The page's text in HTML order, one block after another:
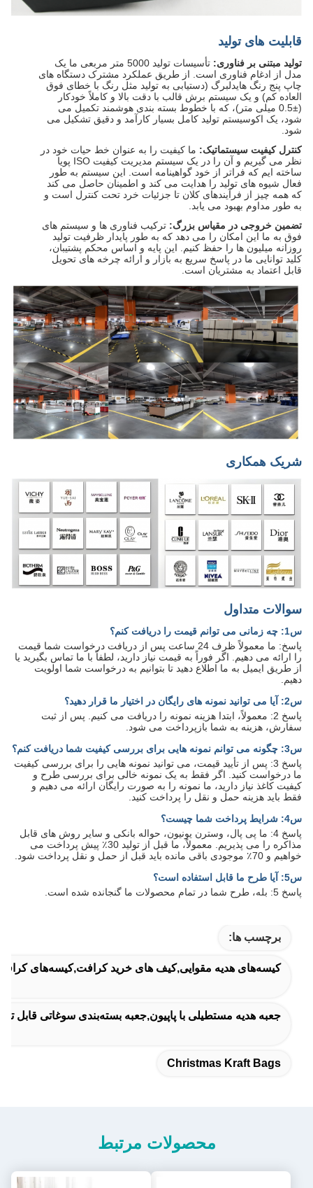
قابلیت های تولید
تولید مبتنی بر فناوری:
تأسیسات تولید 5000 متر مربعی ما یک
مدل از ادغام فناوری است. از طریق عملکرد مشترک دستگاه های
چاپ پنج رنگ هایدلبرگ (دستیابی به تولید مثل رنگ با خطای فوق
العاده کم) و یک سیستم برش قالب با دقت بالا و کاملاً خودکار
(±0.5 میلی متر)، که با خطوط بسته بندی هوشمند تکمیل می
شود، یک اکوسیستم تولید کامل بسیار کارآمد و دقیق تشکیل می
شود.
کنترل کیفیت سیستماتیک: ما کیفیت را به عنوان خط حیات خود در
نظر می گیریم و آن را در یک سیستم مدیریت کیفیت ISO پویا
ساخته ایم که فراتر از خود گواهینامه است. این سیستم به طور
فعال شیوه های تولید را هدایت می کند و اطمینان حاصل می کند
که همه چیز از فرآیندهای کلان تا جزئیات خرد تحت کنترل است و
به طور مداوم بهبود می یابد.
تضمین خروجی در مقیاس بزرگ: ترکیب فناوری ها و سیستم های
فوق به ما این امکان را می دهد که به طور پایدار ظرفیت تولید
روزانه میلیون ها را حفظ کنیم. این پایه و اساس محکم پشتیبان،
کلید توانایی ما در پاسخ سریع به بازار و ارائه چرخه های تحویل
قابل اعتماد به مشتریان است.
شریک همکاری
سوالات متداول
س1: چه زمانی می توانم قیمت را دریافت کنم؟
پاسخ: ما معمولاً ظرف 24 ساعت پس از دریافت درخواست شما قیمت
را ارائه می دهیم. اگر فوراً به قیمت نیاز دارید، لطفاً با ما تماس بگیرید یا
از طریق ایمیل به ما اطلاع دهید تا بتوانیم به درخواست شما اولویت
دهیم.
س2: آیا می توانید نمونه های رایگان در اختیار ما قرار دهید؟
پاسخ 2: معمولاً، ابتدا هزینه نمونه را دریافت می کنیم. پس از ثبت
سفارش، هزینه به شما بازپرداخت می شود.
س3: چگونه می توانم نمونه هایی برای بررسی کیفیت شما دریافت کنم؟
پاسخ 3: پس از تأیید قیمت، می توانید نمونه هایی را برای بررسی کیفیت
ما درخواست کنید. اگر فقط به یک نمونه خالی برای بررسی طرح و
کیفیت کاغذ نیاز دارید، ما نمونه را به صورت رایگان ارائه می دهیم و
فقط باید هزینه حمل و نقل را پرداخت کنید.
س4: شرایط پرداخت شما چیست؟
پاسخ 4: ما پی پال، وسترن یونیون، حواله بانکی و سایر روش های قابل
مذاکره را می پذیریم. معمولاً، ما قبل از تولید 30٪ پیش پرداخت می
خواهیم و 70٪ موجودی باقی مانده باید قبل از حمل و نقل پرداخت شود.
س5: آیا طرح ما قابل استفاده است؟
پاسخ 5: بله، طرح شما در تمام محصولات ما گنجانده شده است.
برچسب ها:
کیسه‌های هدیه مقوایی,کیف های خرید کرافت,کیسه‌های
جعبه هدیه مستطیلی با پاپیون,جعبه بسته‌بندی سوغاتی قابل
Christmas Kraft Bags
محصولات مرتبط